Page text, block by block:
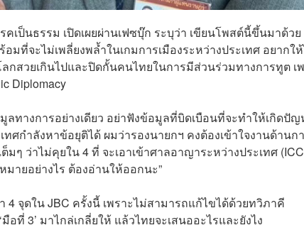
ป็นธรรม เปิดเผยผ่านเฟซบุ๊ก ระบุว่า เขียนโพสต์นี้ขึ้นมาด้วย
มที่จะไม่เพลี่ยงพล้ำในเกมการเมืองระหว่างประเทศ อยากใ
สวยเกินไปและปิดกั้นคนไทยในการมีส่วนร่วมทางการทูต เ
Diplomacy
ทางการอย่างเดียว อย่าฟังข้อมูลที่บิดเบือนที่จะทำให้เกิดปัญ
ศกำลังหาข้อยุติได้ ผมว่ารองนายกฯ คงต้องเข้าใจงานด้านก
ๆ ว่าไม่คุยใน 4 ที่ จะเอาเข้าศาลอาญาระหว่างประเทศ
ายอย่างไร ต้องอ่านให้ออกนะ”
จุดใน JBC ครั้งนี้ เพราะไม่สามารถแก้ไขได้ด้วยทวิภาคี
ที่ 3’ มาไกล่เกลี่ยให้ แล้วไทยจะเสนออะไรและยังไง